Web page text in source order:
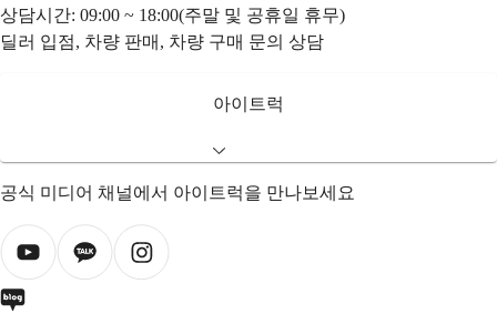
상담시간: 09:00 ~ 18:00(주말 및 공휴일 휴무)
딜러 입점, 차량 판매, 차량 구매 문의 상담
아이트럭
공식 미디어 채널에서 아이트럭을 만나보세요